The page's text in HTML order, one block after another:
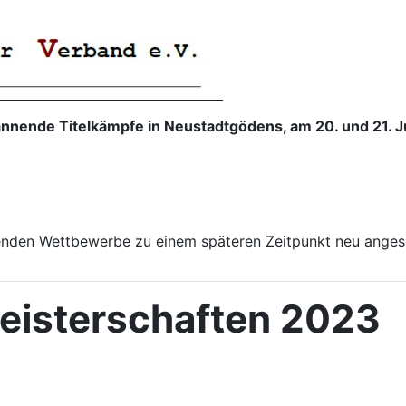
Titelkämpfe in Neustadtgödens, am 20. und 21.
Wettbewerbe zu einem späteren Zeitpunkt neu
2023